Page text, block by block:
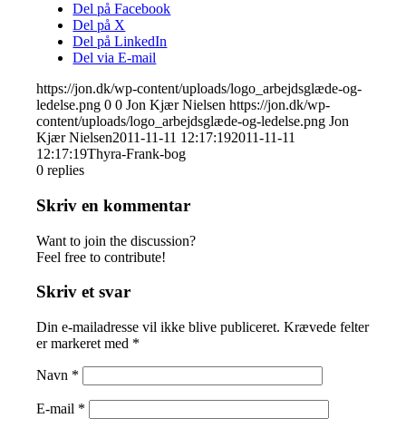
Del på Facebook
Del på X
Del på LinkedIn
Del via E-mail
https://jon.dk/wp-content/uploads/logo_arbejdsglæde-og-
ledelse.png 0 0 Jon Kjær Nielsen https://jon.dk/wp-
content/uploads/logo_arbejdsglæde-og-ledelse.png Jon
Kjær Nielsen2011-11-11 12:17:192011-11-11
12:17:19Thyra-Frank-bog
0 replies
Skriv en kommentar
Want to join the discussion?
Feel free to contribute!
Skriv et svar
Din e-mailadresse vil ikke blive publiceret. Krævede felter
er markeret med *
Navn *
E-mail *